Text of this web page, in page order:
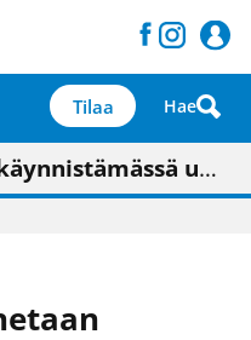
Tilaa Hae
parempana painojäljen laatuna lehdessä
on valoisa
uudelleen keskustavisiotyön”
omavaraisemmin kuin kaupungissa"